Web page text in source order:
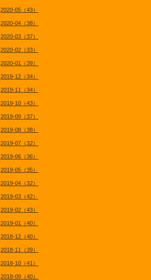
2020-05（43）
2020-04（38）
2020-03（37）
2020-02（33）
2020-01（39）
2019-12（34）
2019-11（34）
2019-10（43）
2019-09（37）
2019-08（38）
2019-07（32）
2019-06（36）
2019-05（35）
2019-04（32）
2019-03（42）
2019-02（43）
2019-01（40）
2018-12（40）
2018-11（39）
2018-10（41）
2018-09（40）